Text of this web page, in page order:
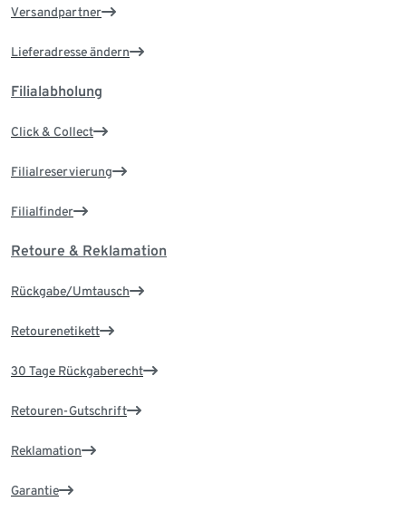
Versandpartner
Lieferadresse ändern
Filialabholung
Click & Collect
Filialreservierung
Filialfinder
Retoure & Reklamation
Rückgabe/Umtausch
Retourenetikett
30 Tage Rückgaberecht
Retouren-Gutschrift
Reklamation
Garantie